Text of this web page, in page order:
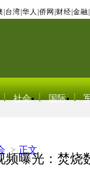
台湾 华人 侨网 财经 金融
社会 国际
> 正文
频曝光：焚烧